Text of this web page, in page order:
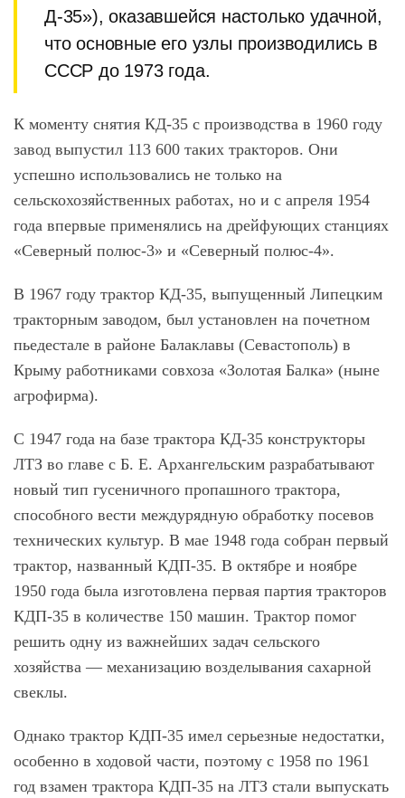
Д-35»), оказавшейся настолько удачной,
что основные его узлы производились в
СССР до 1973 года.
К моменту снятия КД-35 с производства в 1960 году
завод выпустил 113 600 таких тракторов. Они
успешно использовались не только на
сельскохозяйственных работах, но и с апреля 1954
года впервые применялись на дрейфующих станциях
«Северный полюс-3» и «Северный полюс-4».
В 1967 году трактор КД-35, выпущенный Липецким
тракторным заводом, был установлен на почетном
пьедестале в районе Балаклавы (Севастополь) в
Крыму работниками совхоза «Золотая Балка» (ныне
агрофирма).
С 1947 года на базе трактора КД-35 конструкторы
ЛТЗ во главе с Б. Е. Архангельским разрабатывают
новый тип гусеничного пропашного трактора,
способного вести междурядную обработку посевов
технических культур. В мае 1948 года собран первый
трактор, названный КДП-35. В октябре и ноябре
1950 года была изготовлена первая партия тракторов
КДП-35 в количестве 150 машин. Трактор помог
решить одну из важнейших задач сельского
хозяйства — механизацию возделывания сахарной
свеклы.
Однако трактор КДП-35 имел серьезные недостатки,
особенно в ходовой части, поэтому с 1958 по 1961
год взамен трактора КДП-35 на ЛТЗ стали выпускать